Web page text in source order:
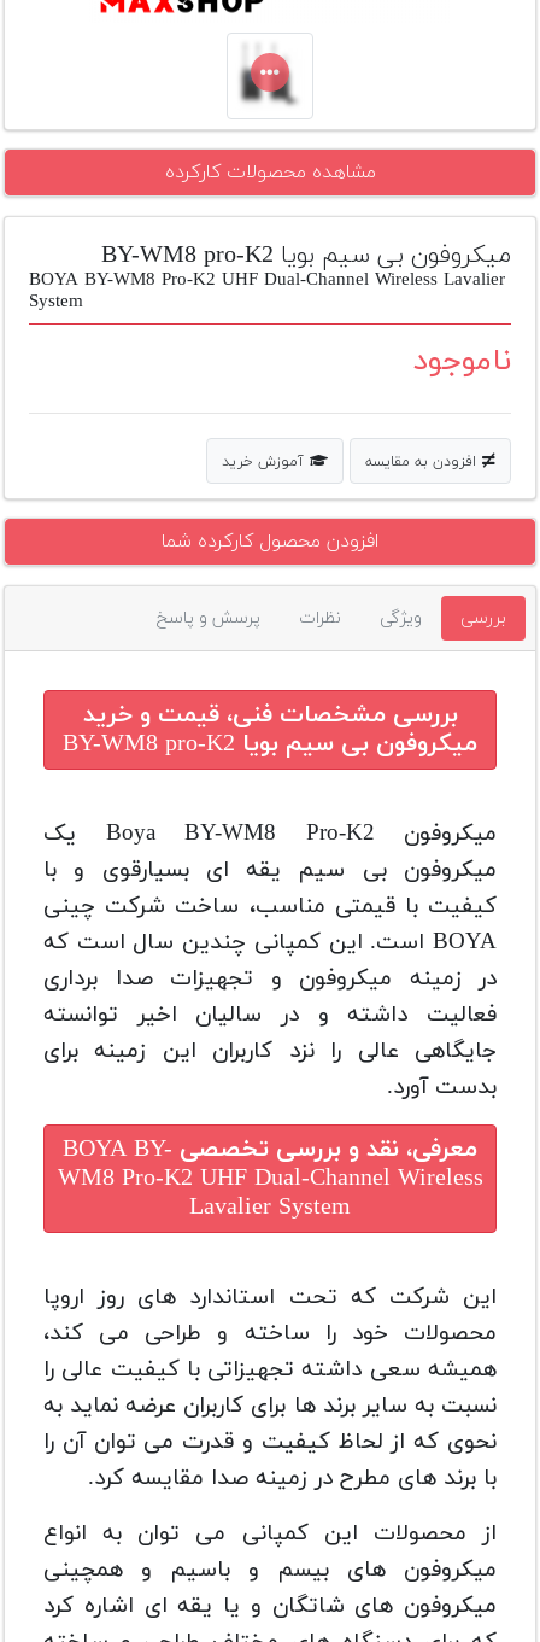
افزودن
دست
دوم
لیست
دوربین
مشاهده محصولات کارکرده
میکروفون بی سیم بویا BY-WM8 pro-K2
BOYA BY-WM8 Pro-K2 UHF Dual-Channel Wireless Lavalier
System
ناموجود
افزودن به مقایسه آموزش خرید
افزودن محصول کارکرده شما
بررسی ویژگی نظرات پرسش و پاسخ
بررسی مشخصات فنی، قیمت و خرید
میکروفون بی سیم بویا BY-WM8 pro-K2
میکروفون Boya BY-WM8 Pro-K2 یک
میکروفون بی سیم یقه ای بسیارقوی و با
کیفیت با قیمتی مناسب، ساخت شرکت چینی
BOYA است. این کمپانی چندین سال است که
در زمینه میکروفون و تجهیزات صدا برداری
فعالیت داشته و در سالیان اخیر توانسته
جایگاهی عالی را نزد کاربران این زمینه برای
بدست آورد.
معرفی، نقد و بررسی تخصصی BOYA BY-
WM8 Pro-K2 UHF Dual-Channel Wireless
Lavalier System
این شرکت که تحت استاندارد های روز اروپا
محصولات خود را ساخته و طراحی می کند،
همیشه سعی داشته تجهیزاتی با کیفیت عالی را
نسبت به سایر برند ها برای کاربران عرضه نماید به
نحوی که از لحاظ کیفیت و قدرت می توان آن را
با برند های مطرح در زمینه صدا مقایسه کرد.
از محصولات این کمپانی می توان به انواع
میکروفون های بیسم و باسیم و همچینی
میکروفون های شاتگان و یا یقه ای اشاره کرد